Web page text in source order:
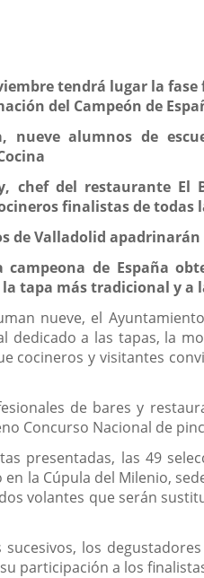
tendrá lugar la
del Campeón de
nueve alumnos de
chef del restaurante
finalistas de todas
de Valladolid
de España
tapa más tradicional y a
nueve, el
dedicado a las tapas, la
cocineros y visitantes
de bares y
Concurso Nacional de
presentadas, las 49
la Cúpula del Milenio,
volantes que serán
los
participación a los